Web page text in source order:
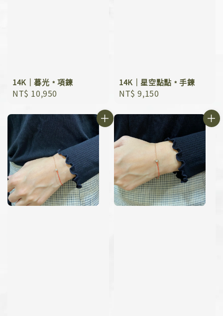
14K｜暮光﹡項鍊
Regular
NT$ 10,950
14K｜星空點點﹡手鍊
Regular
NT$ 9,150